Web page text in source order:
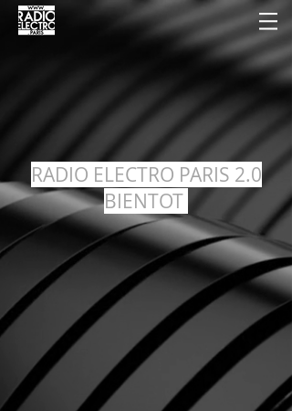
RADIO ELECTRO PARIS 2.0
BIENTOT